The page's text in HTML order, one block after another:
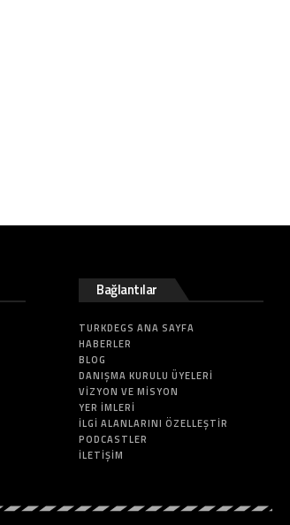
Bağlantılar
TURKDEGS ANA SAYFA
HABERLER
BLOG
DANIŞMA KURULU ÜYELERI
VIZYON VE MISYON
YER İMLERI
İLGI ALANLARINI ÖZELLEŞTIR
PODCASTLER
İLETIŞIM